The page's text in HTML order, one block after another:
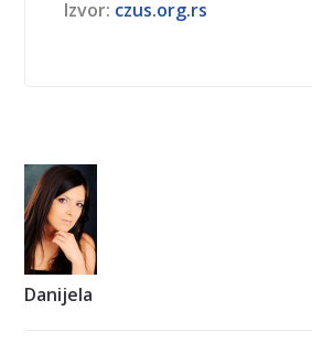
Izvor: czus.org.rs
Danijela